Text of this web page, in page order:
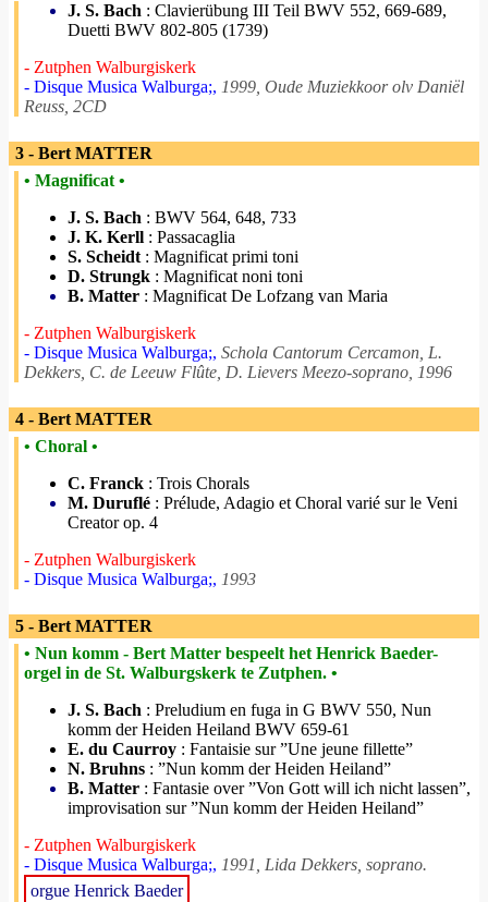
J. S. Bach : Clavierübung III Teil BWV 552, 669-689,
Duetti BWV 802-805 (1739)
- Zutphen Walburgiskerk
- Disque Musica Walburga;, 1999, Oude Muziekkoor olv Daniël
Reuss, 2CD
3 - Bert MATTER
• Magnificat •
J. S. Bach : BWV 564, 648, 733
J. K. Kerll : Passacaglia
S. Scheidt : Magnificat primi toni
D. Strungk : Magnificat noni toni
B. Matter : Magnificat De Lofzang van Maria
- Zutphen Walburgiskerk
- Disque Musica Walburga;, Schola Cantorum Cercamon, L.
Dekkers, C. de Leeuw Flûte, D. Lievers Meezo-soprano, 1996
4 - Bert MATTER
• Choral •
C. Franck : Trois Chorals
M. Duruflé : Prélude, Adagio et Choral varié sur le Veni
Creator op. 4
- Zutphen Walburgiskerk
- Disque Musica Walburga;, 1993
5 - Bert MATTER
• Nun komm - Bert Matter bespeelt het Henrick Baeder-
orgel in de St. Walburgskerk te Zutphen. •
J. S. Bach : Preludium en fuga in G BWV 550, Nun
komm der Heiden Heiland BWV 659-61
E. du Caurroy : Fantaisie sur ”Une jeune fillette”
N. Bruhns : ”Nun komm der Heiden Heiland”
B. Matter : Fantasie over ”Von Gott will ich nicht lassen”,
improvisation sur ”Nun komm der Heiden Heiland”
- Zutphen Walburgiskerk
- Disque Musica Walburga;, 1991, Lida Dekkers, soprano.
orgue Henrick Baeder